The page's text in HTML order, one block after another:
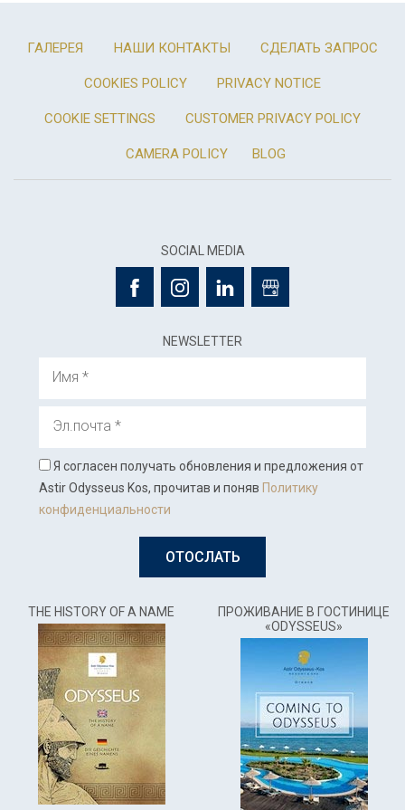
ГАЛЕРЕЯ НАШИ КОНТАКТЫ СДЕЛАТЬ ЗАПРОС
COOKIES POLICY PRIVACY NOTICE
COOKIE SETTINGS CUSTOMER PRIVACY POLICY
CAMERA POLICY BLOG
SOCIAL MEDIA
NEWSLETTER
Имя
Эл.почта
Я согласен получать обновления и предложения от
Astir Odysseus Kos, прочитав и поняв Политику
конфиденциальности
ОТОСЛАТЬ
THE HISTORY OF A NAME
ПРОЖИВАНИЕ В ГОСТИНИЦЕ
«ODYSSEUS»